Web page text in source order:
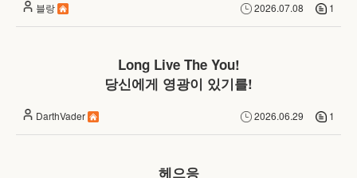
블랑 2026.07.08 1
Long Live The You!
당신에게 영광이 있기를!
DarthVader 2026.06.29 1
헤으응